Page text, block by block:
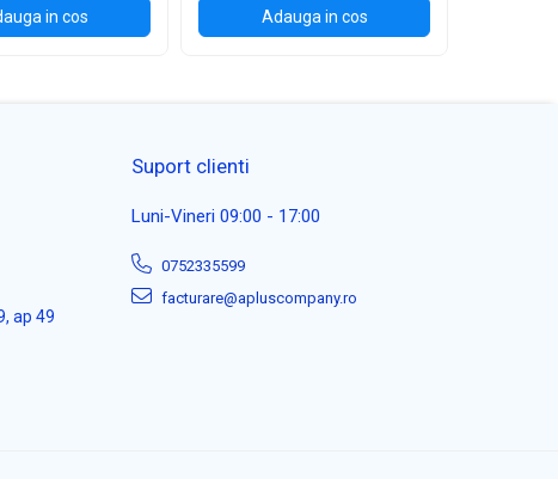
in cos Adauga in cos
ap 49
Suport clienti
Luni-Vineri 09:00 - 17:00
0752335599
facturare@apluscompany.ro